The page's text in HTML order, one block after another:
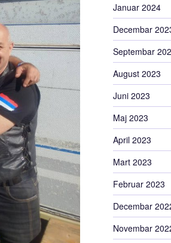
Januar 2024
Decembar
Septembar
August 2023
Juni 2023
Maj 2023
April 2023
Mart 2023
Februar 2023
Decembar
Novembar